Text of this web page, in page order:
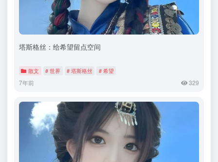
塔斯格丝：给希望留点空间
散文 # 世界 # 塔斯格丝 # 希望
7年前 329